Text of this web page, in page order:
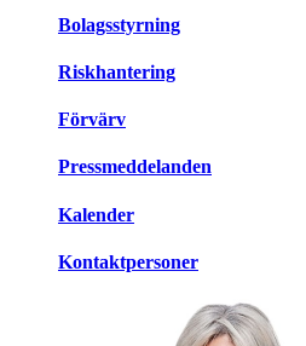
Bolagsstyrning
Riskhantering
Förvärv
Pressmeddelanden
Kalender
Kontaktpersoner